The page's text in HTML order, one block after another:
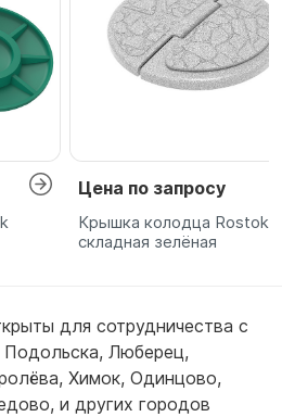
Цена по запросу
Крышка колодца Rostok
складная зелёная
для сотрудничества с
Подольска, Люберец,
, Химок, Одинцово,
, и других городов